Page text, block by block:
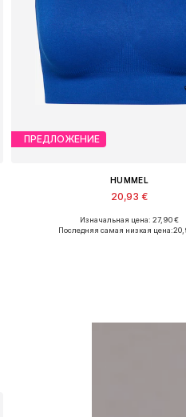
ПРЕДЛОЖЕНИЕ
HUMMEL
20,93 €
Доступные размеры: S, M
Изначальная цена: 27,90 €
Последняя самая низкая цена: